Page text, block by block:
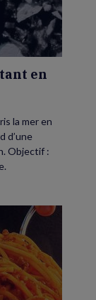
en
la mer en
d’une
Objectif :